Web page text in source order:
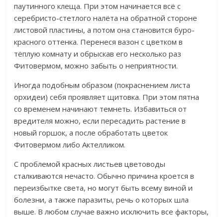
паутинного клеща. При этом начинается всё с
серебристо-стетлого налёта на обратной стороне
листовой пластины, а потом она становится буро-
красного оттенка. Перенеся вазон с цветком в
тёплую комнату и обрыскав его несколько раз
Фитовермом, можно забыть о неприятности.
Иногда подобным образом (покраснением листа
орхидеи) себя проявляет щитовка. При этом пятна
со временем начинают темнеть. Избавиться от
вредителя можно, если пересадить растение в
новый горшок, а после обработать цветок
Фитовермом либо Актелликом.
С проблемой красных листьев цветоводы
сталкиваются нечасто. Обычно причина кроется в
переизбытке света, но могут быть всему виной и
болезни, а также паразиты, речь о которых шла
выше. В любом случае важно исключить все факторы,